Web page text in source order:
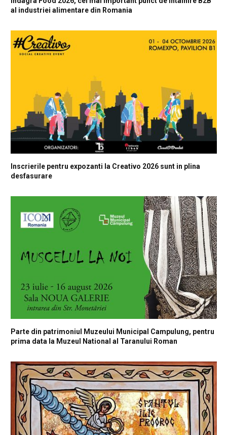
al industriei alimentare din Romania
Inscrierile pentru expozanti la Creativo 2026 sunt in plina
desfasurare
Parte din patrimoniul Muzeului Municipal Campulung, pentru
prima data la Muzeul National al Taranului Roman